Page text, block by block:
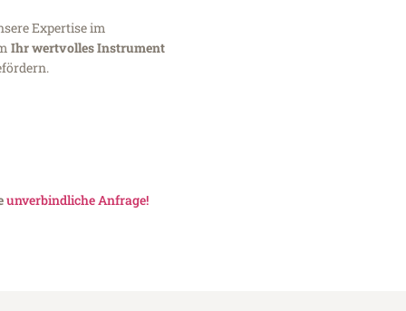
Expertise im
Ihr wertvolles Instrument
unverbindliche Anfrage!